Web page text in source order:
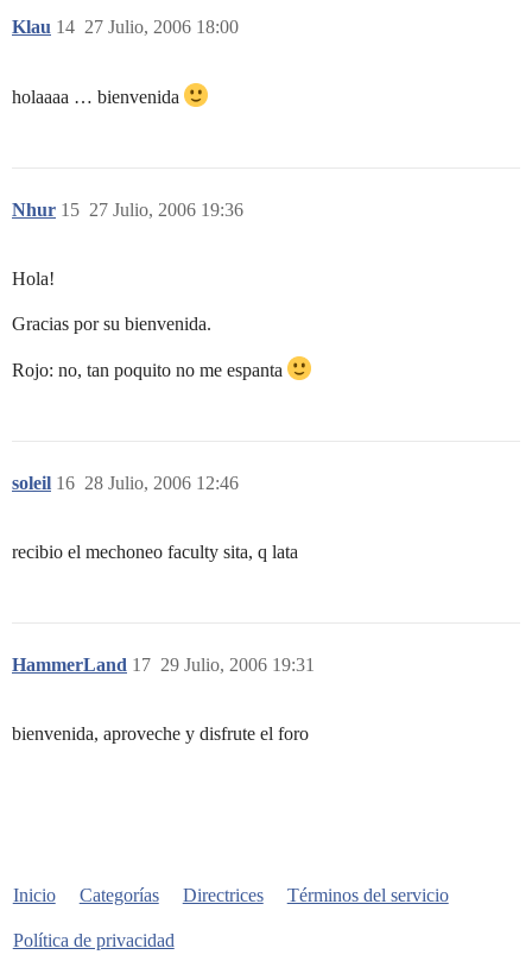
Klau 27 Julio, 2006 18:00
14
holaaaa … bienvenida
Nhur 27 Julio, 2006 19:36
15
Hola!
Gracias por su bienvenida.
Rojo: no, tan poquito no me espanta
soleil 28 Julio, 2006 12:46
16
recibio el mechoneo faculty sita, q lata
HammerLand 29 Julio, 2006 19:31
17
bienvenida, aproveche y disfrute el foro
Inicio Categorías Directrices Términos del servicio
Política de privacidad